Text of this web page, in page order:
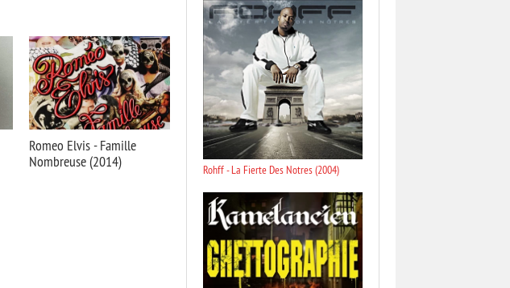
Romeo Elvis - Famille
Nombreuse (2014)
Rohff - La Fierte Des Notres (2004)